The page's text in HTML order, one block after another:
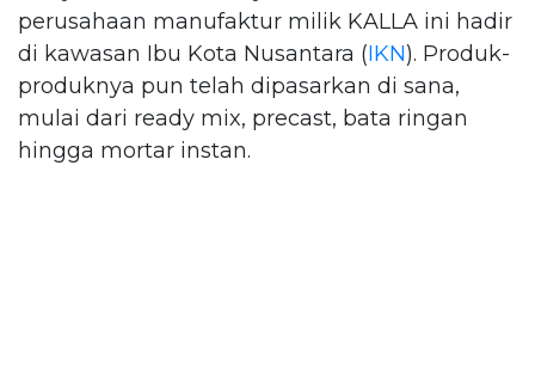
perusahaan manufaktur milik KALLA ini hadir
di kawasan Ibu Kota Nusantara (IKN). Produk-
produknya pun telah dipasarkan di sana,
mulai dari ready mix, precast, bata ringan
hingga mortar instan.